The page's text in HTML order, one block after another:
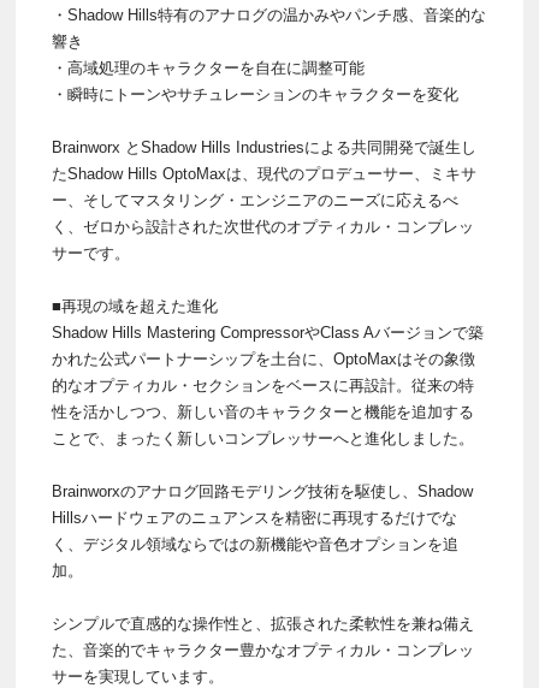
・Shadow Hills特有のアナログの温かみやパンチ感、音楽的な
響き
・高域処理のキャラクターを自在に調整可能
・瞬時にトーンやサチュレーションのキャラクターを変化
Brainworx とShadow Hills Industriesによる共同開発で誕生し
たShadow Hills OptoMaxは、現代のプロデューサー、ミキサ
ー、そしてマスタリング・エンジニアのニーズに応えるべ
く、ゼロから設計された次世代のオプティカル・コンプレッ
サーです。
■再現の域を超えた進化
Shadow Hills Mastering CompressorやClass Aバージョンで築
かれた公式パートナーシップを土台に、OptoMaxはその象徴
的なオプティカル・セクションをベースに再設計。従来の特
性を活かしつつ、新しい音のキャラクターと機能を追加する
ことで、まったく新しいコンプレッサーへと進化しました。
Brainworxのアナログ回路モデリング技術を駆使し、Shadow
Hillsハードウェアのニュアンスを精密に再現するだけでな
く、デジタル領域ならではの新機能や音色オプションを追
加。
シンプルで直感的な操作性と、拡張された柔軟性を兼ね備え
た、音楽的でキャラクター豊かなオプティカル・コンプレッ
サーを実現しています。